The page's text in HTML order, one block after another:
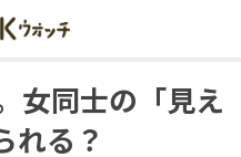
女同士の「見え
れる？